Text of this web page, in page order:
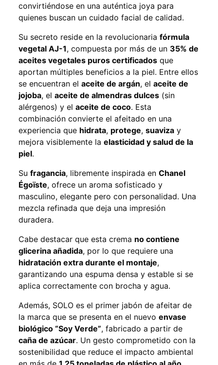
convirtiéndose en una auténtica joya para
quienes buscan un cuidado facial de calidad.
Su secreto reside en la revolucionaria fórmula
vegetal AJ-1, compuesta por más de un 35% de
aceites vegetales puros certificados que
aportan múltiples beneficios a la piel. Entre ellos
se encuentran el aceite de argán, el aceite de
jojoba, el aceite de almendras dulces (sin
alérgenos) y el aceite de coco. Esta
combinación convierte el afeitado en una
experiencia que hidrata, protege, suaviza y
mejora visiblemente la elasticidad y salud de la
piel.
Su fragancia, libremente inspirada en Chanel
Égoïste, ofrece un aroma sofisticado y
masculino, elegante pero con personalidad. Una
mezcla refinada que deja una impresión
duradera.
Cabe destacar que esta crema no contiene
glicerina añadida, por lo que requiere una
hidratación extra durante el montaje,
garantizando una espuma densa y estable si se
aplica correctamente con brocha y agua.
Además, SOLO es el primer jabón de afeitar de
la marca que se presenta en el nuevo envase
biológico “Soy Verde”, fabricado a partir de
caña de azúcar. Un gesto comprometido con la
sostenibilidad que reduce el impacto ambiental